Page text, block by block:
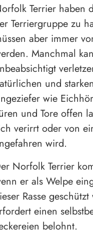
Terrier haben
Terriergruppe zu
aber immer
Manchmal
und
wie
und Tore offen
verirrt oder von
wird.
Norfolk Terrier
er als Welpe
Rasse
einen
belohnt.